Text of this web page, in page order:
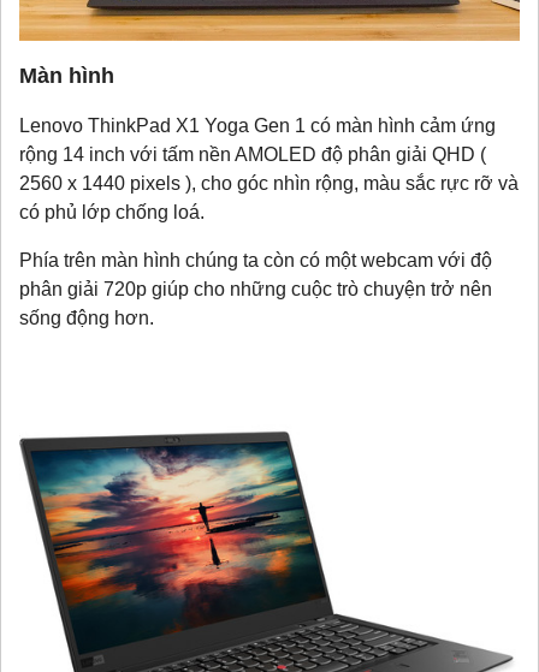
Màn hình
Lenovo ThinkPad X1 Yoga Gen 1 có màn hình cảm ứng
rộng 14 inch với tấm nền AMOLED độ phân giải QHD (
2560 x 1440 pixels ), cho góc nhìn rộng, màu sắc rực rỡ và
có phủ lớp chống loá.
Phía trên màn hình chúng ta còn có một webcam với độ
phân giải 720p giúp cho những cuộc trò chuyện trở nên
sống động hơn.